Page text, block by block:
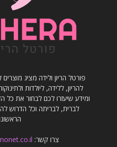
פורטל הריון ולידה מציג מוצרים
להריון, ללידה, ליולדות
ומידע שיעזרו לכם לבחור את כל
לברית, לבריתה וכל הדרוש
צרו קשר: